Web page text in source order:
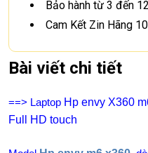
Bảo hành từ 3 đến
Cam Kết Zin Hãng
Bài viết chi tiết
==> Laptop Hp envy X360
Full HD touch